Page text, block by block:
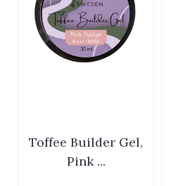
Toffee Builder Gel,
Pink ...